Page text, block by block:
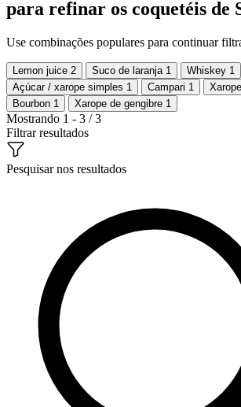
para refinar os coquetéis de
Use combinações populares para continuar
Lemon juice 2 Suco de laranja 1 Whiskey 1
Açúcar / xarope simples 1 Campari 1
Bourbon 1 Xarope de gengibre 1
Mostrando 1 - 3 / 3
Filtrar resultados
Pesquisar nos resultados